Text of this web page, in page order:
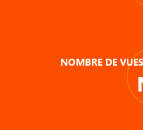
NOMBRE DE